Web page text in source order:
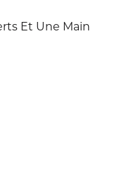
Et Une Main